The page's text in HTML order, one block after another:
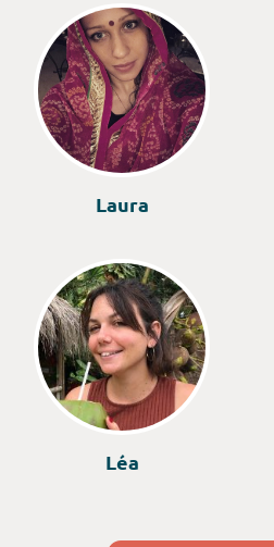
Laura
Léa